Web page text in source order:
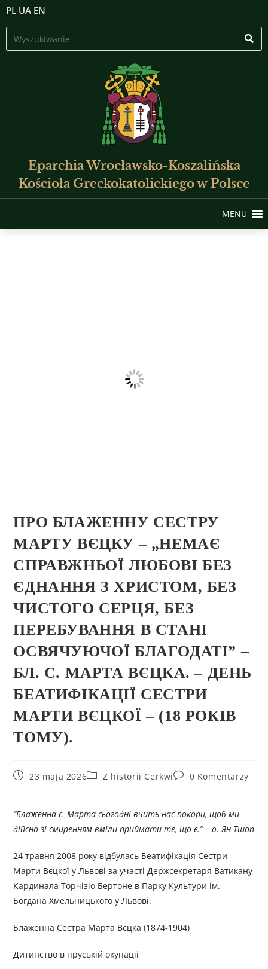
PL UA EN
Eparchia Wrocławsko-Koszalińska
Kościoła Greckokatolickiego w Polsce
MENU
ПРО БЛAЖEННУ СЕСТРУ
МАРТУ ВЄЦКУ – „НЕМАЄ
СПРАВЖНЬОЇ ЛЮБОВІ БЕЗ
ЄДНАННЯ З ХРИСТОМ, БЕЗ
ЧИСТОГО СЕРЦЯ, БЕЗ
ПЕРЕБУВАННЯ В СТАНІ
ОСВЯЧУЮЧОЇ БЛАГОДАТІ” –
БЛ. С. МАРТА ВЄЦКА. – ДЕНЬ
БЕАТИФIКАЦIЇ СЕСТРИ
МАРТИ ВЄЦКОЇ – (18 РОКІВ
ТОМУ).
23 maja 2026 Z historii Cerkwi 0 Komentarzy
“Блаженна с. Марта сьогодні вчить нас покори, щоб ми
дійсно зі смиренням вміли приймати те, що є.” – о. Ян Тшоп
24 травня 2008 року відбулась Беатифiкацiя Сестри
Марти Вєцкої у Львові за участi Держсекретаря Ватикану
Кардиналa Торчiзiо Бертоне в Парку Культури ім.
Богдана Хмельницького у Львовi.
Блaжeннa Сестра Марта Вєцка (1874-1904)
Дитинство в пруській окупації